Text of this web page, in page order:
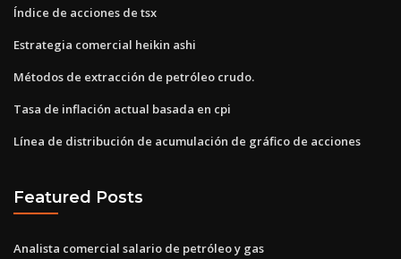
Índice de acciones de tsx
Estrategia comercial heikin ashi
Métodos de extracción de petróleo crudo.
Tasa de inflación actual basada en cpi
Línea de distribución de acumulación de gráfico de acciones
Featured Posts
Analista comercial salario de petróleo y gas